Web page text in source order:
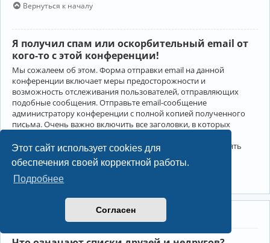
Этот сайт использует cookies для
обеспечения своей корректной работы.
Подробнее
Согласен
Вернуться к началу
Я получил спам или оскорбительный email от
кого-то с этой конференции!
Мы сожалеем об этом. Форма отправки email на данной
конференции включает меры предосторожности и
возможность отслеживания пользователей, отправляющих
подобные сообщения. Отправьте email-сообщение
администратору конференции с полной копией полученного
письма. Очень важно включить все заголовки, в которых
Администратор конференции сможет в этом случае принять
меры.
Друзья и недруги